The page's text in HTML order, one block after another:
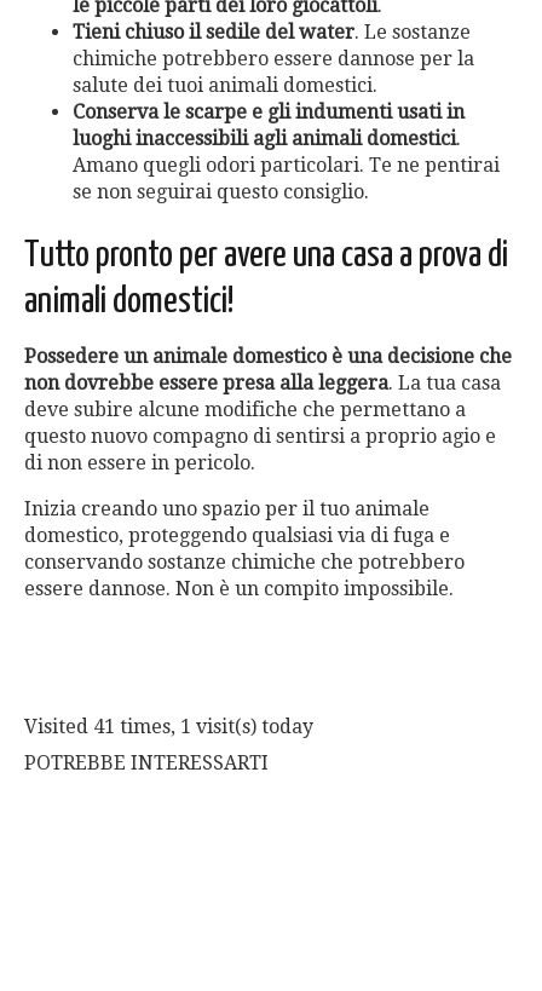
le piccole parti dei loro giocattoli.
Tieni chiuso il sedile del water. Le sostanze
chimiche potrebbero essere dannose per la
salute dei tuoi animali domestici.
Conserva le scarpe e gli indumenti usati in
luoghi inaccessibili agli animali domestici.
Amano quegli odori particolari. Te ne pentirai
se non seguirai questo consiglio.
Tutto pronto per avere una casa a prova di
animali domestici!
Possedere un animale domestico è una decisione che
non dovrebbe essere presa alla leggera. La tua casa
deve subire alcune modifiche che permettano a
questo nuovo compagno di sentirsi a proprio agio e
di non essere in pericolo.
Inizia creando uno spazio per il tuo animale
domestico, proteggendo qualsiasi via di fuga e
conservando sostanze chimiche che potrebbero
essere dannose. Non è un compito impossibile.
Visited 41 times, 1 visit(s) today
POTREBBE INTERESSARTI